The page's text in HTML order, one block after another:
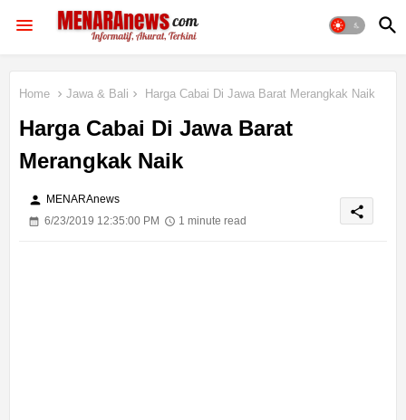
Home Jawa & Bali Harga Cabai Di Jawa Barat Merangkak Naik
Harga Cabai Di Jawa Barat
Merangkak Naik
person MENARAnews
6/23/2019 12:35:00 PM
1 minute read
share